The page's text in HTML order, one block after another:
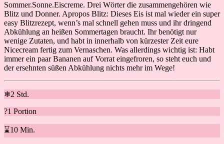
Sommer.Sonne.Eiscreme. Drei Wörter die zusammengehören wie
Blitz und Donner. Apropos Blitz: Dieses Eis ist mal wieder ein super
easy Blitzrezept, wenn’s mal schnell gehen muss und ihr dringend
Abkühlung an heißen Sommertagen braucht. Ihr benötigt nur
wenige Zutaten, und habt in innerhalb von kürzester Zeit eure
Nicecream fertig zum Vernaschen. Was allerdings wichtig ist: Habt
immer ein paar Bananen auf Vorrat eingefroren, so steht euch und
der ersehnten süßen Abkühlung nichts mehr im Wege!
❄2 Std.
?1 Portion
⌛10 Min.